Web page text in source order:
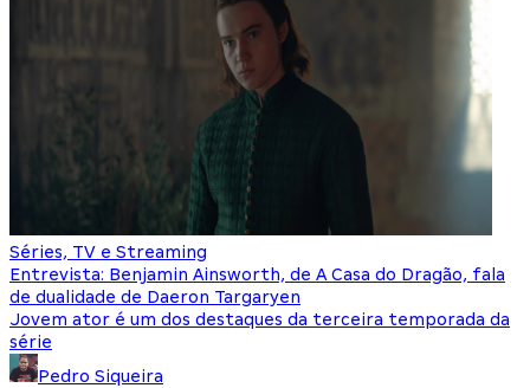
Séries, TV e Streaming
Entrevista: Benjamin Ainsworth, de A Casa do Dragão, fala
de dualidade de Daeron Targaryen
Jovem ator é um dos destaques da terceira temporada da
série
Pedro Siqueira